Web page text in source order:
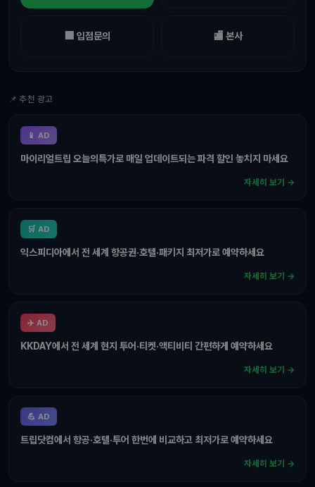
🏢 입점문의 🏬 본사
📌 추천 광고
📱 AD
마이리얼트립 오늘의특가로 매일 업데이트되는 파격 할인 놓치지 마세요
자세히 보기 →
🛒 AD
익스피디아에서 전 세계 항공권·호텔·패키지 최저가로 예약하세요
자세히 보기 →
✈️ AD
KKDAY에서 전 세계 현지 투어·티켓·액티비티 간편하게 예약하세요
자세히 보기 →
💪 AD
트립닷컴에서 항공·호텔·투어 한번에 비교하고 최저가로 예약하세요
자세히 보기 →